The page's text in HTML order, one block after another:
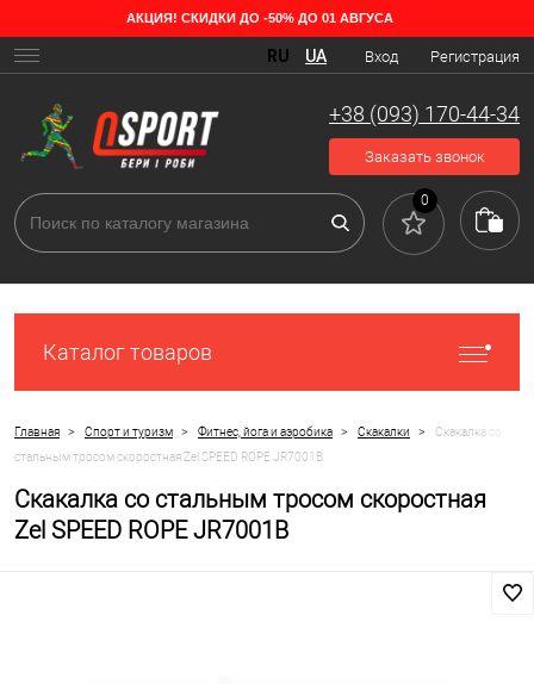
АКЦИЯ! СКИДКИ ДО -50% ДО 01 АВГУСА
Вход Регистрация
RU UA
+38 (093) 170-44-34
Заказать звонок
0
Каталог товаров
Главная > Спорт и туризм > Фитнес, йога и аэробика > Скакалки >
Скакалка со
стальным тросом скоростная Zel SPEED ROPE JR7001B
Скакалка со стальным тросом скоростная
Zel SPEED ROPE JR7001B